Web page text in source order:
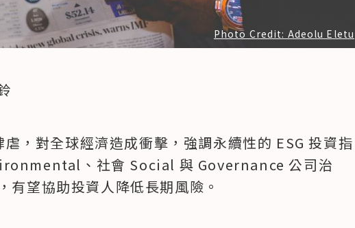
Photo Credit: Adeolu Eletu
，對全球經濟造成衝擊，強調永續性的 ESG 投資指
、社會 Social 與 Governance 公司治
有望協助投資人降低長期風險。